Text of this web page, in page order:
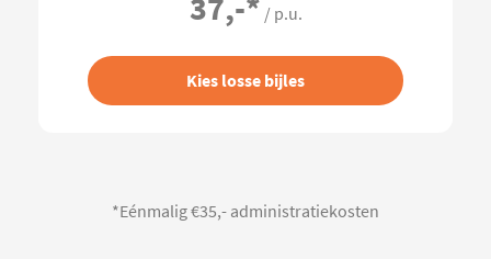
/ p.u.
Kies losse bijles
*Eénmalig €35,- administratiekosten